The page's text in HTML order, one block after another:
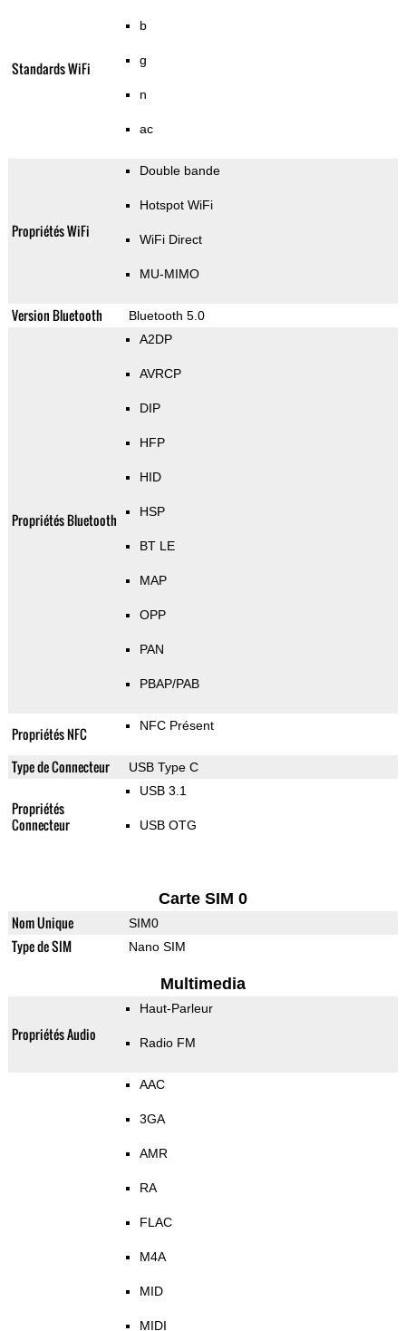
Standards WiFi
b
g
n
ac
Propriétés WiFi
Double bande
Hotspot WiFi
WiFi Direct
MU-MIMO
Version Bluetooth Bluetooth 5.0
Propriétés Bluetooth
A2DP
AVRCP
DIP
HFP
HID
HSP
BT LE
MAP
OPP
PAN
PBAP/PAB
Propriétés NFC NFC Présent
Type de Connecteur USB Type C
Propriétés
Connecteur
USB 3.1
USB OTG
Carte SIM 0
Nom Unique SIM0
Type de SIM Nano SIM
Multimedia
Propriétés Audio
Haut-Parleur
Radio FM
AAC
3GA
AMR
RA
FLAC
M4A
MID
MIDI